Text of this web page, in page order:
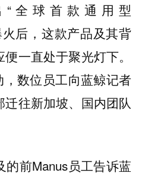
全球首款通用型
火后，这款产品及其背
一直处于聚光灯下。
数位员工向蓝鲸记者
往新加坡、国内团队
的前Manus员工告诉蓝